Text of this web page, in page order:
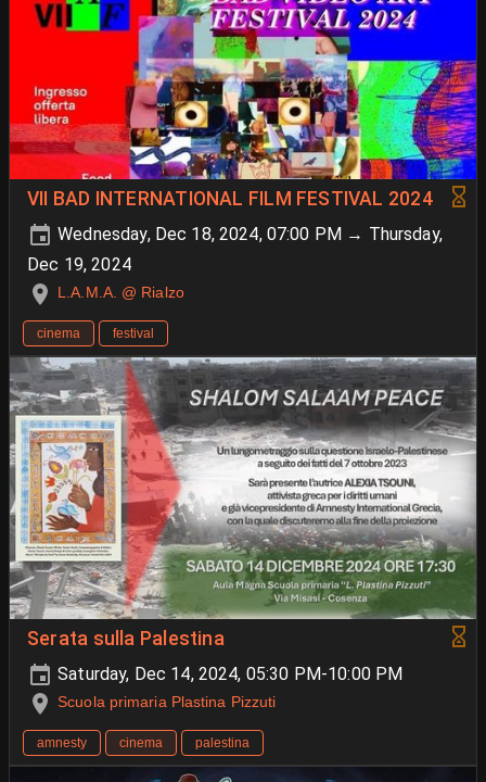
VII BAD INTERNATIONAL FILM FESTIVAL 2024
Wednesday, Dec 18, 2024, 07:00 PM → Thursday,
Dec 19, 2024
L.A.M.A. @ Rialzo
cinema festival
Serata sulla Palestina
Saturday, Dec 14, 2024, 05:30 PM-10:00 PM
Scuola primaria Plastina Pizzuti
amnesty cinema palestina